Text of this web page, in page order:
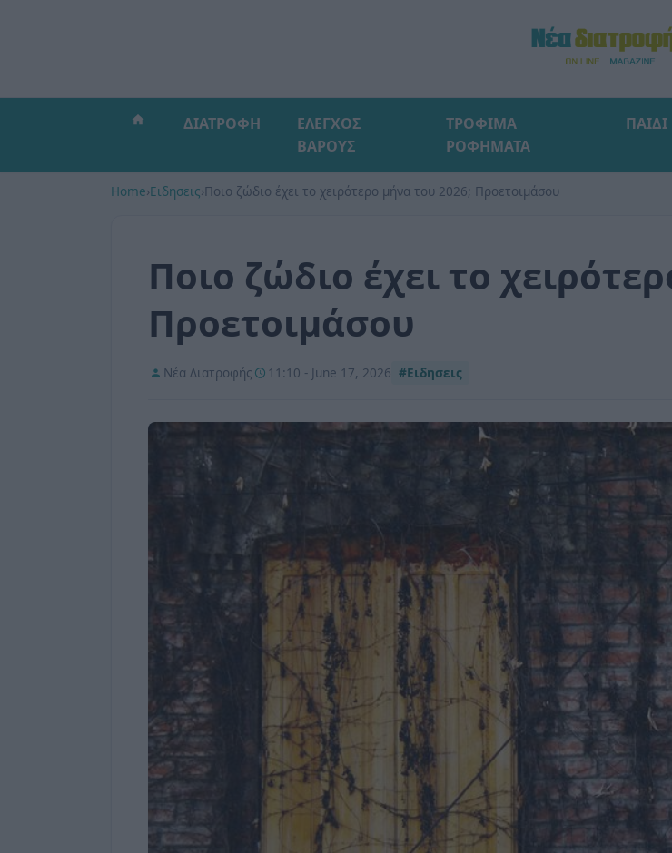
ΔΙΑΤΡΟΦΗ
ΕΛΕΓΧΟΣ
ΒΑΡΟΥΣ
ΤΡΟΦΙΜΑ
ΡΟΦΗΜΑΤΑ
ΠΑΙΔΙ
Home›Ειδησεις›Ποιο ζώδιο έχει το χειρότερο μήνα του 2026; Προετοιμάσου
Ποιο ζώδιο έχει το
Προετοιμάσου
Νέα Διατροφής 11:10 - June 17, 2026 #Ειδησεις